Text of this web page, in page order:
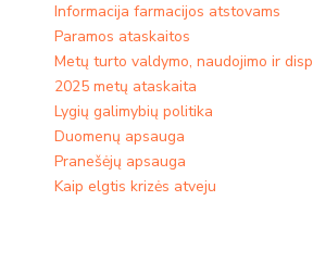
Informacija farmacijos atstovams
Paramos ataskaitos
Metų turto valdymo, naudojimo ir
2025 metų ataskaita
Lygių galimybių politika
Duomenų apsauga
Pranešėjų apsauga
Kaip elgtis krizės atveju